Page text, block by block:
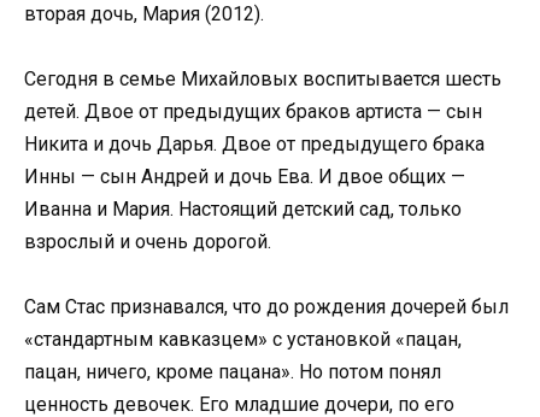
вторая дочь, Мария (2012).
Сегодня в семье Михайловых воспитывается шесть
детей. Двое от предыдущих браков артиста — сын
Никита и дочь Дарья. Двое от предыдущего брака
Инны — сын Андрей и дочь Ева. И двое общих —
Иванна и Мария. Настоящий детский сад, только
взрослый и очень дорогой.
Сам Стас признавался, что до рождения дочерей был
«стандартным кавказцем» с установкой «пацан,
пацан, ничего, кроме пацана». Но потом понял
ценность девочек. Его младшие дочери, по его